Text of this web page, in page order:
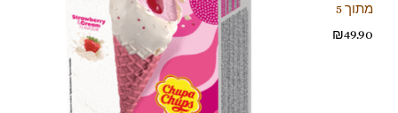
מתוך 5
₪49.90